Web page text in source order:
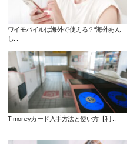
ワイモバイルは海外で使える？“海外あん
し...
T-moneyカード入手方法と使い方【利...